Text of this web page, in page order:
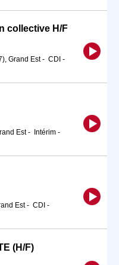
collective H/F
Grand Est- CDI -
Est- Intérim -
Est- CDI -
(H/F)